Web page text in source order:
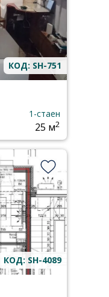
КОД: SH-751
1-стаен
25 м2
КОД: SH-4089